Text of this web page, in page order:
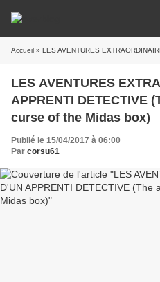
Accueil » LES AVENTURES EXTRAORDINAIRES D'UN
LES AVENTURES
APPRENTI DETECTIVE
curse of the Midas box)
Publié le 15/04/2017 à 06:00
Par corsu61